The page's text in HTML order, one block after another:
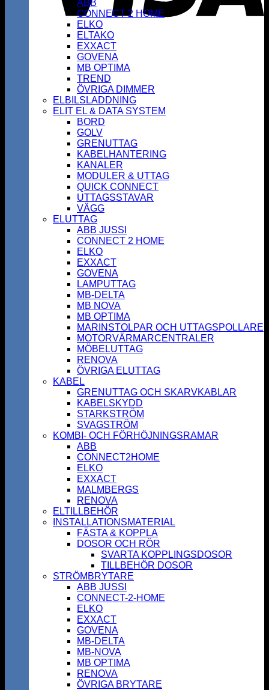
ABB
CONNECT 2 HOME
ELKO
ELTAKO
EXXACT
GOVENA
MB OPTIMA
TREND
ÖVRIGA DIMMER
ELBILSLADDNING
ELIT EL & DATA SYSTEM
BORD
GOLV
GRENUTTAG
KABELHANTERING
KANALER
MODULER & UTTAG
QUICK CONNECT
UTTAGSSTAVAR
VÄGG
ELUTTAG
ABB JUSSI
CONNECT 2 HOME
ELKO
EXXACT
GOVENA
LAMPUTTAG
MB-DELTA
MB NOVA
MB OPTIMA
MARINSTOLPAR OCH UTTAGSPOLLARE
MOTORVÄRMARCENTRALER
MÖBELUTTAG
RENOVA
ÖVRIGA ELUTTAG
KABEL
GRENUTTAG OCH SKARVKABLAR
KABELSKYDD
STARKSTRÖM
SVAGSTRÖM
KOMBI- OCH FÖRHÖJNINGSRAMAR
ABB
CONNECT2HOME
ELKO
EXXACT
MALMBERGS
RENOVA
ELTILLBEHÖR
INSTALLATIONSMATERIAL
FÄSTA & KOPPLA
DOSOR OCH RÖR
SVARTA KOPPLINGSDOSOR
TILLBEHÖR DOSOR
STRÖMBRYTARE
ABB JUSSI
CONNECT-2-HOME
ELKO
EXXACT
GOVENA
MB-DELTA
MB-NOVA
MB OPTIMA
RENOVA
ÖVRIGA BRYTARE